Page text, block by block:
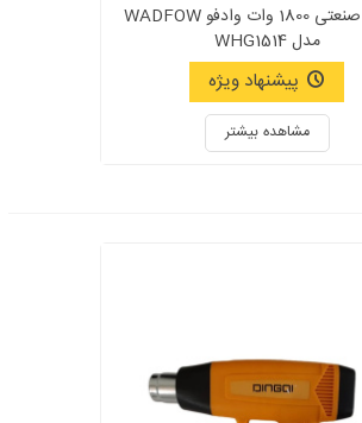
سشوار صنعتی 1800 وات وادفو WADFOW
مدل WHG1514
پیشنهاد ویژه
مشاهده بیشتر